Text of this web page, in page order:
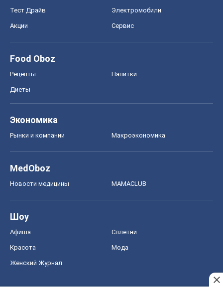
Тест Драйв Электромобили
Акции Сервис
Food Oboz
Рецепты Напитки
Диеты
Экономика
Рынки и компании Mакроэкономика
MedOboz
Новости медицины MAMACLUB
Шоу
Афиша Сплетни
Красота Мода
Женский Журнал